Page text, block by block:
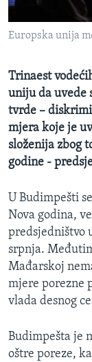
O GLASU
Learning
PRATITE NAS
Europska unija
Trinaest
uniju da uvede
tvrde –
mjera koje je
složenija zbog
godine -
U Budimpešti
Nova godina,
predsjedništvo
srpnja.
Mađarskoj
mjere porezne
vlada desnog
Budimpešta je
oštre poreze,